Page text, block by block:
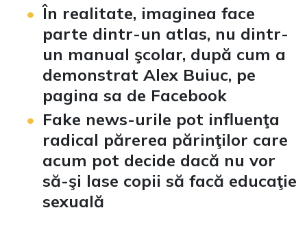
În realitate, imaginea face
parte dintr-un atlas, nu dintr-
un manual şcolar, după cum a
demonstrat Alex Buiuc, pe
pagina sa de Facebook
Fake news-urile pot influenţa
radical părerea părinţilor care
acum pot decide dacă nu vor
să-şi lase copii să facă educaţie
sexuală